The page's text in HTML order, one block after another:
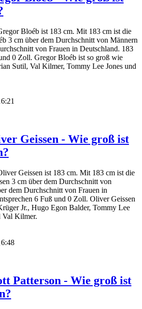
Bloéb ist 183 cm. Mit 183 cm ist die
3 cm über dem Durchschnitt von Männern
von Frauen in Deutschland. 183
0 Zoll. Gregor Bloéb ist so groß wie
Sutil, Val Kilmer, Tommy Lee Jones und
Geissen - Wie groß ist
Geissen ist 183 cm. Mit 183 cm ist die
3 cm über dem Durchschnitt von
dem Durchschnitt von Frauen in
6 Fuß und 0 Zoll. Oliver Geissen
Jr., Hugo Egon Balder, Tommy Lee
Val Kilmer.
Patterson - Wie groß ist